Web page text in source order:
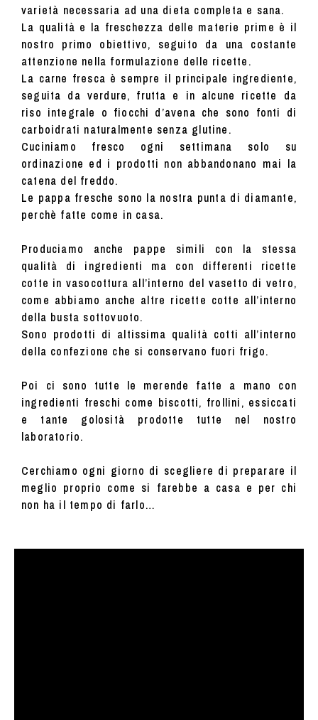
varietà necessaria ad una dieta completa e sana.
La qualità e la freschezza delle materie prime è il
nostro primo obiettivo, seguito da una costante
attenzione nella formulazione delle ricette.
La carne fresca è sempre il principale ingrediente,
seguita da verdure, frutta e in alcune ricette da
riso integrale o fiocchi d’avena che sono fonti di
carboidrati naturalmente senza glutine.
Cuciniamo fresco ogni settimana solo su
ordinazione ed i prodotti non abbandonano mai la
catena del freddo.
Le pappa fresche sono la nostra punta di diamante,
perchè fatte come in casa.
Produciamo anche pappe simili con la stessa
qualità di ingredienti ma con differenti ricette
cotte in vasocottura all’interno del vasetto di vetro,
come abbiamo anche altre ricette cotte all’interno
della busta sottovuoto.
Sono prodotti di altissima qualità cotti all’interno
della confezione che si conservano fuori frigo.
Poi ci sono tutte le merende fatte a mano con
ingredienti freschi come biscotti, frollini, essiccati
e tante golosità prodotte tutte nel nostro
laboratorio.
Cerchiamo ogni giorno di scegliere di preparare il
meglio proprio come si farebbe a casa e per chi
non ha il tempo di farlo…